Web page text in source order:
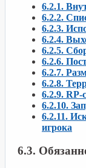
6.2.1.
6.2.2.
6.2.3.
6.2.4.
6.2.5.
6.2.6.
6.2.7.
6.2.8.
6.2.9. RP-
6.2.10.
6.2.11.
игрока
6.3.